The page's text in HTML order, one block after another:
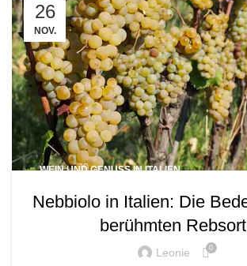
26
NOV.
WEIN UND GENUSS IN ITALIEN
Nebbiolo in Italien: Die
berühmten
Leonie 0